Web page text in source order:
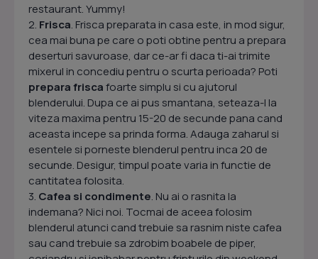
restaurant. Yummy!
2. Frisca. Frisca preparata in casa este, in mod sigur,
cea mai buna pe care o poti obtine pentru a prepara
deserturi savuroase, dar ce-ar fi daca ti-ai trimite
mixerul in concediu pentru o scurta perioada? Poti
prepara friscafoarte simplu si cu ajutorul
blenderului. Dupa ce ai pus smantana, seteaza-l la
viteza maxima pentru 15-20 de secunde pana cand
aceasta incepe sa prinda forma. Adauga zaharul si
esentele si porneste blenderul pentru inca 20 de
secunde. Desigur, timpul poate varia in functie de
cantitatea folosita.
3. Cafea si condimente. Nu ai o rasnita la
indemana? Nici noi. Tocmai de aceea folosim
blenderul atunci cand trebuie sa rasnim niste cafea
sau cand trebuie sa zdrobim boabele de piper,